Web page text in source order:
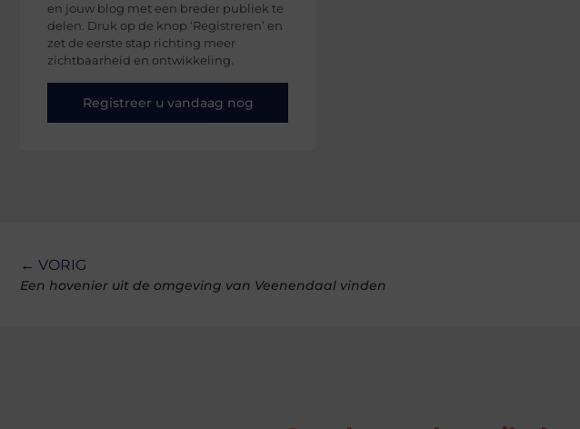
en jouw blog met een breder publiek te
delen. Druk op de knop ‘Registreren’ en
zet de eerste stap richting meer
zichtbaarheid en ontwikkeling.
Registreer u vandaag nog
← VORIG
Een hovenier uit de omgeving van Veenendaal vinden